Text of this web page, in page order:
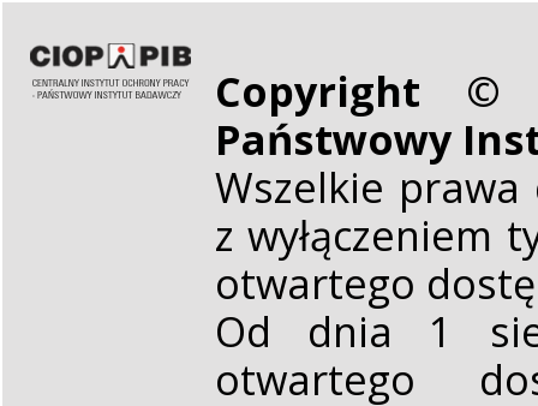
Copyright ©
Państwowy
Wszelkie
z wyłączeniem
otwartego
Od dnia 1
otwartego